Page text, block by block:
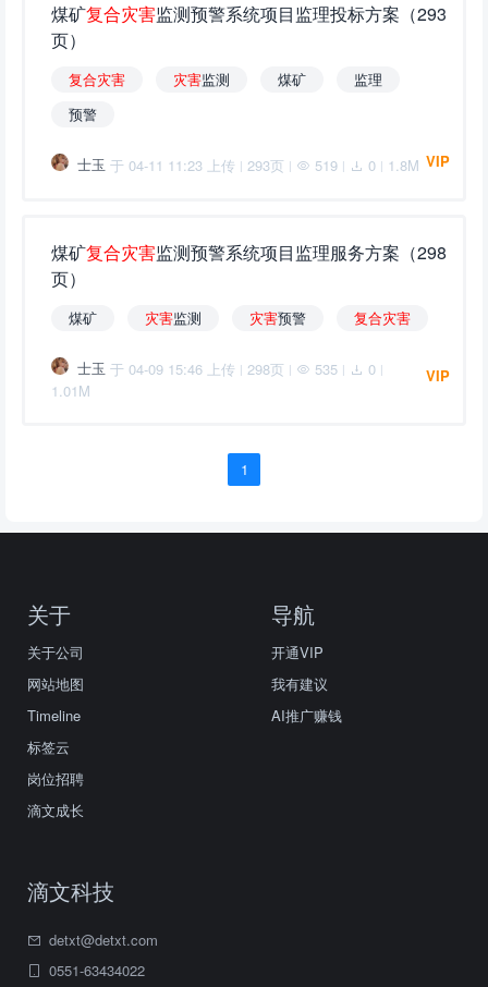
煤矿复合灾害监测预警系统项目监理投标方案（293
页）
复合灾害 灾害监测 煤矿
监理
预警
士玉 于 04-11 11:23 上传 | 293页 | 519 | 0 | 1.8M VIP
煤矿复合灾害监测预警系统项目监理服务方案（298
页）
煤矿 灾害监测 灾害预警 复合灾害
士玉 于 04-09 15:46 上传 | 298页 | 535 | 0 |
1.01M
VIP
1
关于
关于公司
网站地图
Timeline
标签云
岗位招聘
滴文成长
导航
开通VIP
我有建议
AI推广赚钱
滴文科技
detxt@detxt.com
0551-63434022